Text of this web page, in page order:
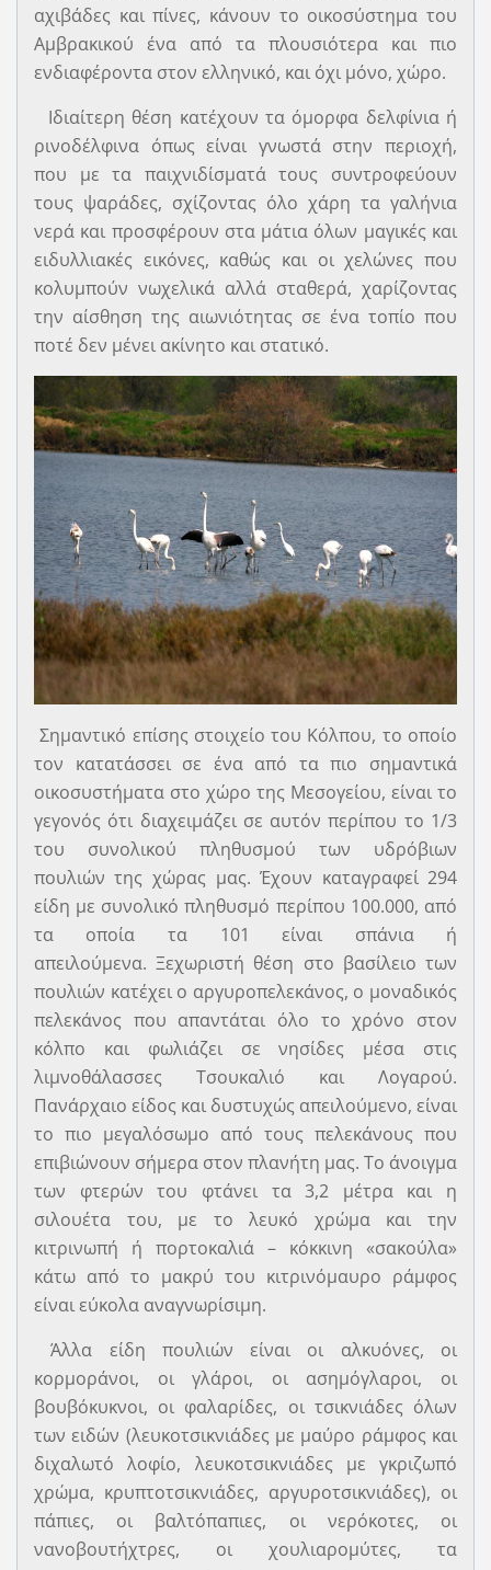
αχιβάδες και πίνες, κάνουν το οικοσύστημα του
Αµβρακικού ένα από τα πλουσιότερα και πιο
ενδιαφέροντα στον ελληνικό, και όχι µόνο, χώρο.
Ιδιαίτερη θέση κατέχουν τα όµορφα δελφίνια ή
ρινοδέλφινα όπως είναι γνωστά στην περιοχή,
που µε τα παιχνιδίσµατά τους συντροφεύουν
τους ψαράδες, σχίζοντας όλο χάρη τα γαλήνια
νερά και προσφέρουν στα µάτια όλων μαγικές και
ειδυλλιακές εικόνες, καθώς και οι χελώνες που
κολυμπούν νωχελικά αλλά σταθερά, χαρίζοντας
την αίσθηση της αιωνιότητας σε ένα τοπίο που
ποτέ δεν μένει ακίνητο και στατικό.
Σημαντικό επίσης στοιχείο του Κόλπου, το οποίο
τον κατατάσσει σε ένα από τα πιο σημαντικά
οικοσυστήματα στο χώρο της Μεσογείου, είναι το
γεγονός ότι διαχειμάζει σε αυτόν περίπου το 1/3
του συνολικού πληθυσμού των υδρόβιων
πουλιών της χώρας μας. Έχουν καταγραφεί 294
είδη µε συνολικό πληθυσμό περίπου 100.000, από
τα οποία τα 101 είναι σπάνια ή
απειλούμενα. Ξεχωριστή θέση στο βασίλειο των
πουλιών κατέχει ο αργυροπελεκάνος, ο μοναδικός
πελεκάνος που απαντάται όλο το χρόνο στον
κόλπο και φωλιάζει σε νησίδες µέσα στις
λιμνοθάλασσες Τσουκαλιό και Λογαρού.
Πανάρχαιο είδος και δυστυχώς απειλούµενο, είναι
το πιο μεγαλόσωμο από τους πελεκάνους που
επιβιώνουν σήµερα στον πλανήτη µας. Το άνοιγµα
των φτερών του φτάνει τα 3,2 μέτρα και η
σιλουέτα του, µε το λευκό χρώµα και την
κιτρινωπή ή πορτοκαλιά – κόκκινη «σακούλα»
κάτω από το μακρύ του κιτρινόμαυρο ράµφος
είναι εύκολα αναγνωρίσιμη.
Άλλα είδη πουλιών είναι οι αλκυόνες, οι
κορμοράνοι, οι γλάροι, οι ασηµόγλαροι, οι
βουβόκυκνοι, οι φαλαρίδες, οι τσικνιάδες όλων
των ειδών (λευκοτσικνιάδες µε µαύρο ράµφος και
διχαλωτό λοφίο, λευκοτσικνιάδες µε γκριζωπό
χρώµα, κρυπτοτσικνιάδες, αργυροτσικνιάδες), οι
πάπιες, οι βαλτόπαπιες, οι νερόκοτες, οι
νανοβουτήχτρες, οι χουλιαροµύτες, τα